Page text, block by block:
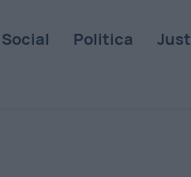
Social Politica